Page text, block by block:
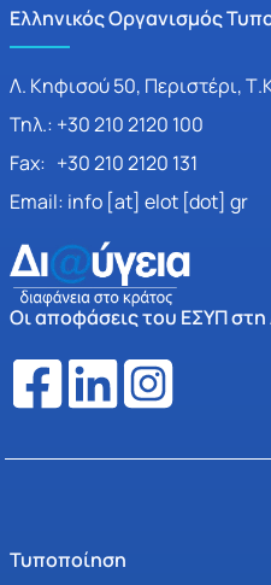
Ελληνικός Οργανισμός
Λ. Κηφισού 50, Περιστέρι,
Τηλ.: +30 210 2120 100
Fax: +30 210 2120 131
Email: info [at] elot [dot] gr
Οι αποφάσεις του ΕΣΥΠ στη
Τυποποίηση